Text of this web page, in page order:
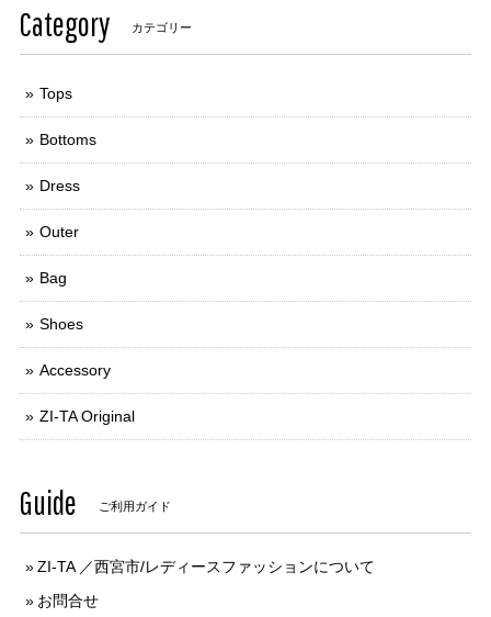
Category カテゴリー
Tops
Bottoms
Dress
Outer
Bag
Shoes
Accessory
ZI-TA Original
Guide ご利用ガイド
ZI-TA ／西宮市/レディースファッションについて
お問合せ